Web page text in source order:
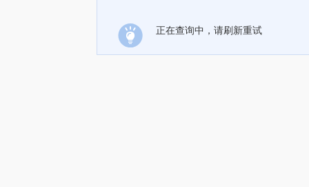
正在查询中，请刷新重试